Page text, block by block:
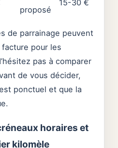
proposé
15-30 €
de parrainage peuvent
pour les
pas à comparer
de vous décider,
ponctuel et que la
horaires et
kilomèle